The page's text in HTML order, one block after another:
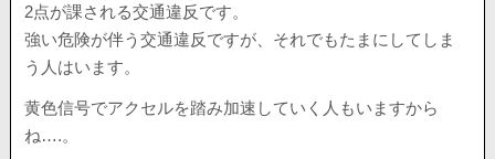
2点が課される交通違反です。
強い危険が伴う交通違反ですが、それでもたまにしてしま
う人はいます。
黄色信号でアクセルを踏み加速していく人もいますから
ね….。